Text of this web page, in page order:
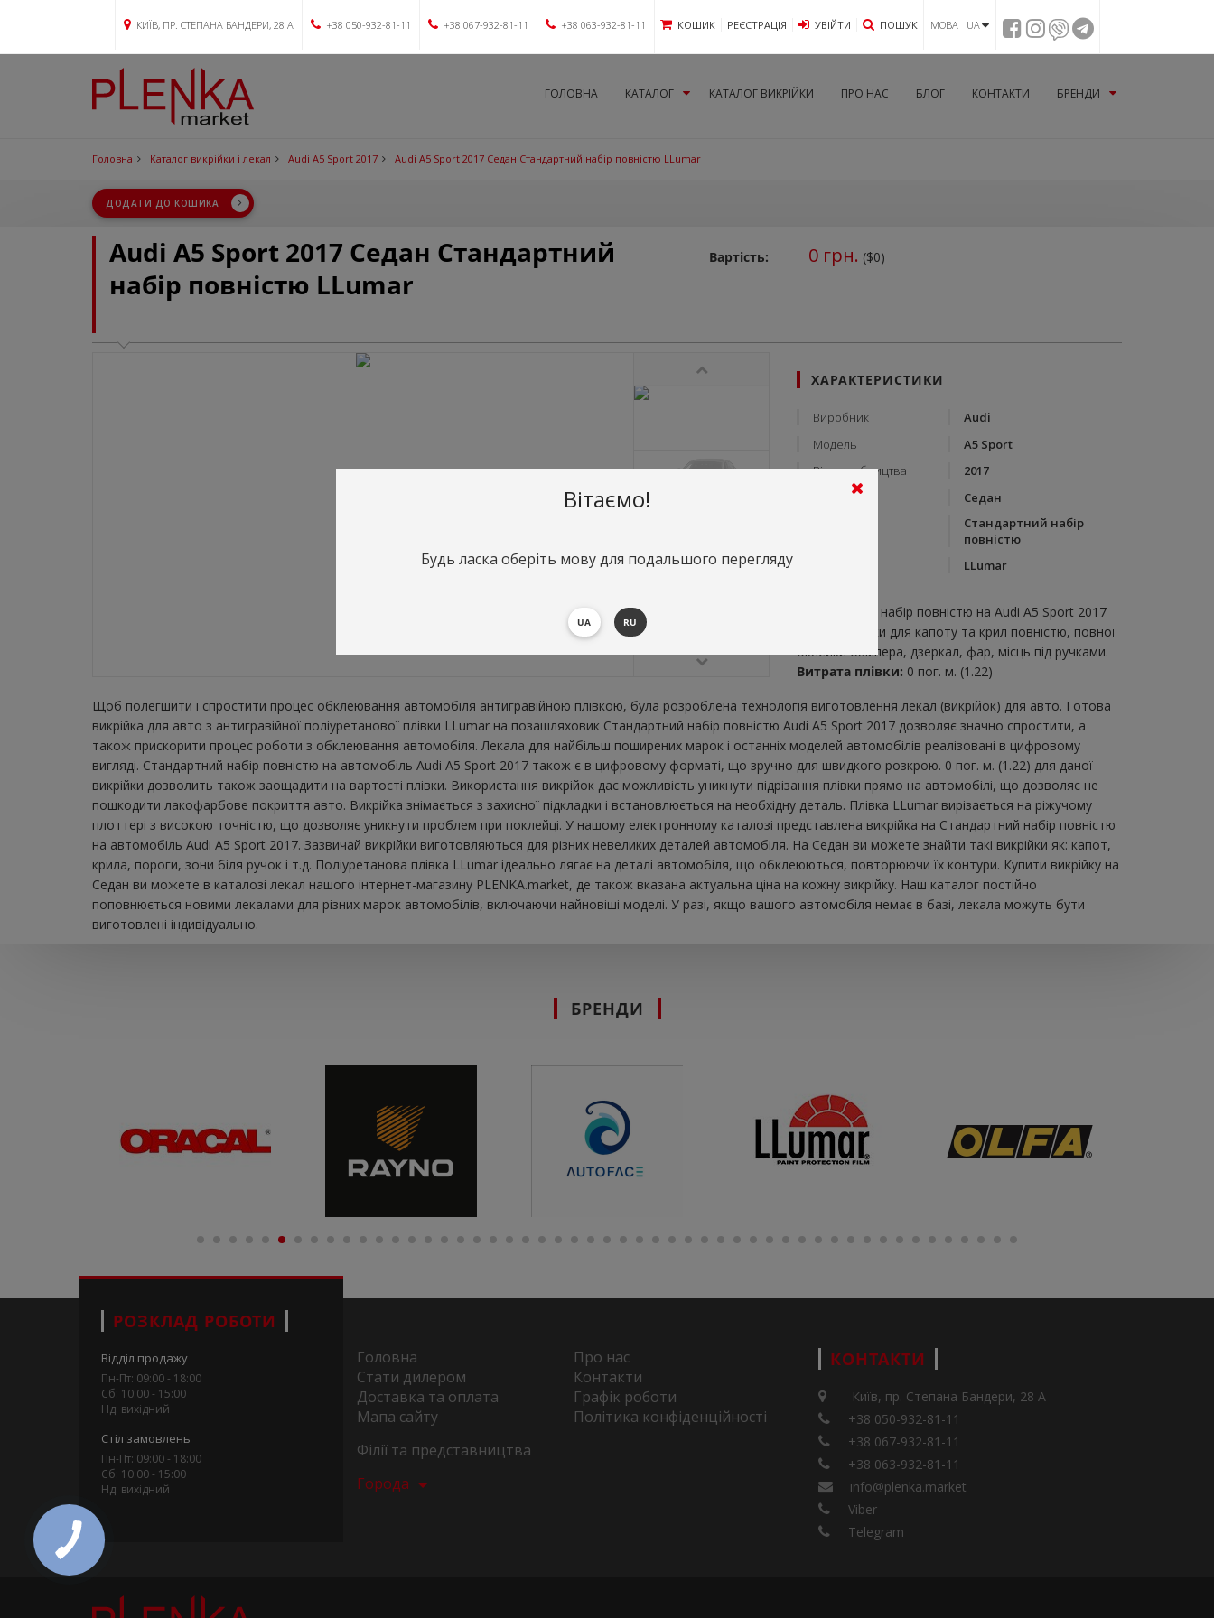
КИЇВ, ПР. СТЕПАНА БАНДЕРИ, 28 А +38 050-932-81-11 +38 067-932-81-11 +38 063-932-81-11 КОШИК РЕЄСТРАЦІЯ УВIЙТИ ПОШУК МОВА UA
ГОЛОВНА КАТАЛОГ КАТАЛОГ ВИКРІЙКИ ПРО НАС БЛОГ КОНТАКТИ БРЕНДИ
Головна Каталог викрійки і лекал Audi A5 Sport 2017 Audi A5 Sport 2017 Седан Стандартний набір повністю LLumar
ДОДАТИ ДО КОШИКА
Audi A5 Sport 2017 Седан Стандартний
набір повністю LLumar
Вартість: 0грн. ($0)
ХАРАКТЕРИСТИКИ
Виробник
Audi
Модель
A5 Sport
Рік виробництва
2017
Тип кузову
Седан
Стандартний набір
повністю
LLumar
Стандартний набір повністю на Audi A5 Sport 2017
Набір викрійки для капоту та крил повністю, повної
оклейки бампера, дзеркал, фар, місць під ручками.
Витрата плівки: 0 пог. м. (1.22)
Щоб полегшити і спростити процес обклеювання автомобіля антигравійною плівкою, була розроблена технологія виготовлення лекал (викрійок) для авто. Готова
викрійка для авто з антигравійної поліуретанової плівки LLumar на позашляховик Стандартний набір повністю Audi A5 Sport 2017 дозволяє значно спростити, а
також прискорити процес роботи з обклеювання автомобіля. Лекала для найбільш поширених марок і останніх моделей автомобілів реалізовані в цифровому
вигляді. Стандартний набір повністю на автомобіль Audi A5 Sport 2017 також є в цифровому форматі, що зручно для швидкого розкрою. 0 пог. м. (1.22) для даної
викрійки дозволить також заощадити на вартості плівки. Використання викрійок дає можливість уникнути підрізання плівки прямо на автомобілі, що дозволяє не
пошкодити лакофарбове покриття авто. Викрійка знімається з захисної підкладки і встановлюється на необхідну деталь. Плівка LLumar вирізається на ріжучому
плоттері з високою точністю, що дозволяє уникнути проблем при поклейці. У нашому електронному каталозі представлена ​​викрійка на Стандартний набір повністю
на автомобіль Audi A5 Sport 2017. Зазвичай викрійки виготовляються для різних невеликих деталей автомобіля. На Седан ви можете знайти такі викрійки як: капот,
крила, пороги, зони біля ручок і т.д. Поліуретанова плівка LLumar ідеально лягає на деталі автомобіля, що обклеюються, повторюючи їх контури. Купити викрійку на
Седан ви можете в каталозі лекал нашого інтернет-магазину PLENKA.market, де також вказана актуальна ціна на кожну викрійку. Наш каталог постійно
поповнюється новими лекалами для різних марок автомобілів, включаючи найновіші моделі. У разі, якщо вашого автомобіля немає в базі, лекала можуть бути
виготовлені індивідуально.
БРЕНДИ
РОЗКЛАД РОБОТИ
Відділ продажу
Пн-Пт: 09:00 - 18:00
Сб: 10:00 - 15:00
Нд: вихідний
Стіл замовлень
Пн-Пт: 09:00 - 18:00
Сб: 10:00 - 15:00
Нд: вихідний
Головна
Про нас
Стати дилером
Контакти
Доставка та оплата
Графік роботи
Мапа сайту
Політика конфіденційності
Філії та представництва
Города
КОНТАКТИ
Київ, пр. Степана Бандери, 28 А
+38 050-932-81-11
+38 067-932-81-11
+38 063-932-81-11
info@plenka.market
Viber
Telegram
Вітаємо!
Будь ласка оберіть мову для подальшого перегляду
UA RU